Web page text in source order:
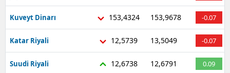
Muğla
Muş
Niğde
Kuveyt Dinarı 153,4324 153,9678 -0.07
Katar Riyali 12,5739 13,5049 -0.07
Suudi Riyali 12,6738 12,6791 0.09